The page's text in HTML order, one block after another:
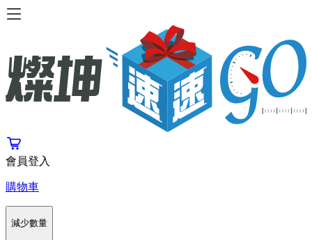
會員登入
購物車
減少數量